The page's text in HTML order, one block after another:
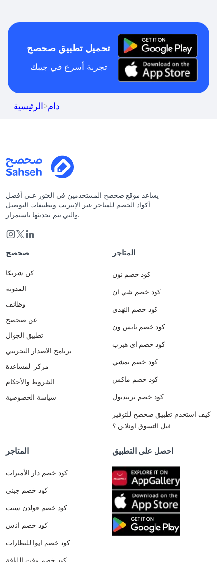
تحميل تطبيق صحصح
تجربة أسرع في جيبك
الرئيسية>دام
يساعد موقع صحصح المستخدمين في العثور على أفضل
أكواد الخصم للمتاجر عبر الإنترنت وتطبيقات التوصيل
والتي يتم تحديثها باستمرار.
صحصح
كن شريكا
المدونة
وظائف
عن صحصح
تطبيق الجوال
برنامج الاصدار التجريبي
مركز المساعدة
الشروط والأحكام
سياسة الخصوصية
المتاجر
كود خصم نون
كود خصم شي ان
كود خصم النهدي
كود خصم نايس ون
كود خصم اي هيرب
كود خصم نمشي
كود خصم ماكس
كود خصم ترينديول
كيف استخدم تطبيق صحصح للتوفير
قبل التسوق اونلاين ؟
المتاجر
كود خصم دار الأميرات
كود خصم جيني
كود خصم قولدن سنت
كود خصم اناس
كود خصم ايوا للنظارات
كود خصم وقت اللياقة
احصل على التطبيق